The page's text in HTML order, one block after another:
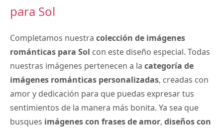
para Sol
Completamos nuestra colección de imágenes
románticas para Sol con este diseño especial. Todas
nuestras imágenes pertenecen a la categoría de
imágenes románticas personalizadas, creadas con
amor y dedicación para que puedas expresar tus
sentimientos de la manera más bonita. Ya sea que
busques imágenes con frases de amor, diseños con